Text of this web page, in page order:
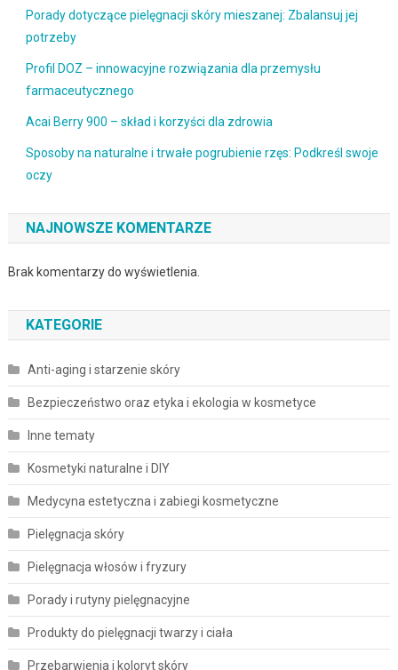
Porady dotyczące pielęgnacji skóry mieszanej: Zbalansuj jej
potrzeby
Profil DOZ – innowacyjne rozwiązania dla przemysłu
farmaceutycznego
Acai Berry 900 – skład i korzyści dla zdrowia
Sposoby na naturalne i trwałe pogrubienie rzęs: Podkreśl swoje
oczy
NAJNOWSZE KOMENTARZE
Brak komentarzy do wyświetlenia.
KATEGORIE
Anti-aging i starzenie skóry
Bezpieczeństwo oraz etyka i ekologia w kosmetyce
Inne tematy
Kosmetyki naturalne i DIY
Medycyna estetyczna i zabiegi kosmetyczne
Pielęgnacja skóry
Pielęgnacja włosów i fryzury
Porady i rutyny pielęgnacyjne
Produkty do pielęgnacji twarzy i ciała
Przebarwienia i koloryt skóry